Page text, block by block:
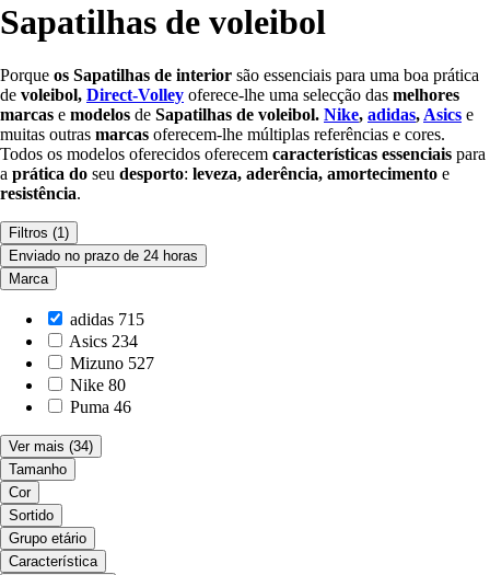
Sapatilhas de voleibol
Porque os Sapatilhas de interior são essenciais para uma boa prática
de voleibol, Direct-Volley oferece-lhe uma selecção das melhores
marcas e modelos de Sapatilhas de voleibol. Nike, adidas, Asics e
muitas outras marcas oferecem-lhe múltiplas referências e cores.
Todos os modelos oferecidos oferecem características essenciais para
a prática do seu desporto: leveza, aderência, amortecimento e
resistência.
Filtros (1)
Enviado no prazo de 24 horas
Marca
adidas 715
Asics 234
Mizuno 527
Nike 80
Puma 46
Ver mais (34)
Tamanho
Cor
Sortido
Grupo etário
Característica